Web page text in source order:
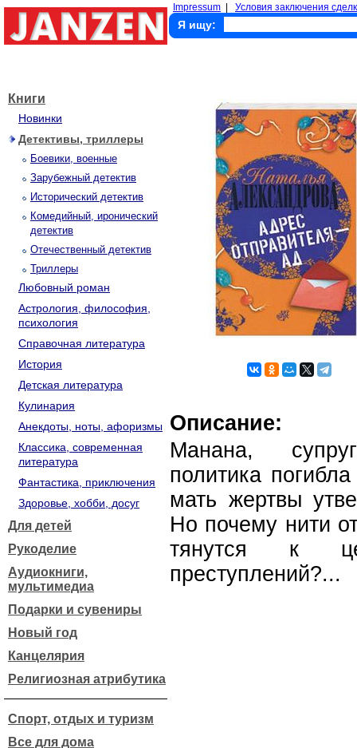
Impressum Условия заключения
Я ищу:
Книги
Новинки
Детективы, триллеры
Боевики, военные
Зарубежный детектив
Исторический детектив
Комедийный, иронический
детектив
Отечественный детектив
Триллеры
Любовный роман
Астрология, философия,
психология
Справочная литература
История
Детская литература
Кулинария
Анекдоты, ноты, афоризмы
Классика, современная
литература
Фантастика, приключения
Здоровье, хобби, досуг
Для детей
Рукоделие
Аудиокниги,
мультимедиа
Подарки и сувениры
Новый год
Канцелярия
Религиозная атрибутика
Спорт, отдых и туризм
Все для дома
Описание:
Манана,
политика
мать жертвы
Но почему нити
тянутся к
преступлений?...